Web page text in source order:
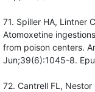
71. Spiller HA, Lintner
Atomoxetine
from poison centers.
Jun;39(6):1045-8.
72. Cantrell FL,